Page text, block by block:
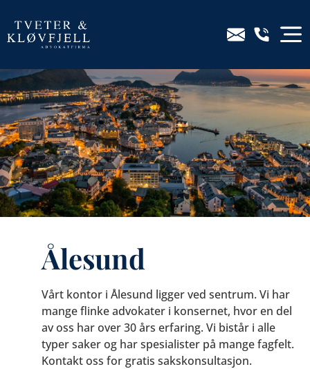
Ålesund
Vårt kontor i Ålesund ligger ved sentrum. Vi har
mange flinke advokater i konsernet, hvor en del
av oss har over 30 års erfaring. Vi bistår i alle
typer saker og har spesialister på mange fagfelt.
Kontakt oss for gratis sakskonsultasjon.